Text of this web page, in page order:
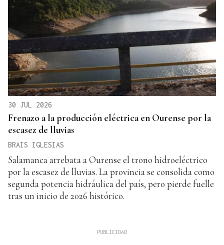
30 JUL 2026
Frenazo a la producción eléctrica en Ourense por la
escasez de lluvias
BRAIS IGLESIAS
Salamanca arrebata a Ourense el trono hidroeléctrico
por la escasez de lluvias. La provincia se consolida como
segunda potencia hidráulica del país, pero pierde fuelle
tras un inicio de 2026 histórico.